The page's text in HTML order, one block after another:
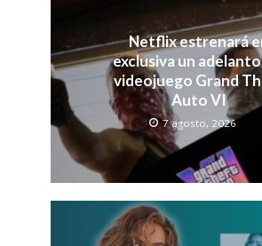
Netflix estrenará
exclusiva un
videojuego Grand
Auto VI
7 agosto, 2026